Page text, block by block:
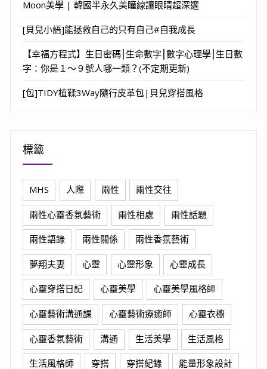
Moon美學 | 韓國半永久美瞳線讓眼睛超深邃
[貝兒小語]能拯救自己的只有自己#自我成長
【幸福方程式】生日密碼⎮生命數字⎮數字心理學⎮生日數
字：你是１～９號人哪一類？(不定期更新)
[包]TIDY植鞣3Way隨行皮革包|貝兒穿搭風格
標籤
MHS 人際 兩性 兩性交往
兩性心靈香氛藝術 兩性相處 兩性話題
兩性語錄 兩性關係 兩性香氛藝術
夢翔夫妻 心靈 心靈形象 心靈成長
心靈穿搭日記 心靈美學 心靈美學風格師
心靈藝術溝通課 心靈藝術療癒師 心靈衣櫥
心靈香氛藝術 溝通 生活美學 生活風格
生活風格師 穿搭 穿搭紀錄 能量形象設計